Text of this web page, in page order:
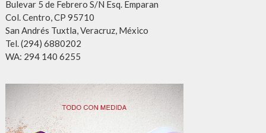
Bulevar 5 de Febrero S/N Esq. Emparan
Col. Centro, CP 95710
San Andrés Tuxtla, Veracruz, México
Tel. (294) 6880202
WA: 294 140 6255